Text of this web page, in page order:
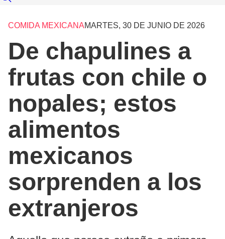
COMIDA MEXICANAMARTES, 30 DE JUNIO DE 2026
De chapulines a
frutas con chile o
nopales; estos
alimentos
mexicanos
sorprenden a los
extranjeros